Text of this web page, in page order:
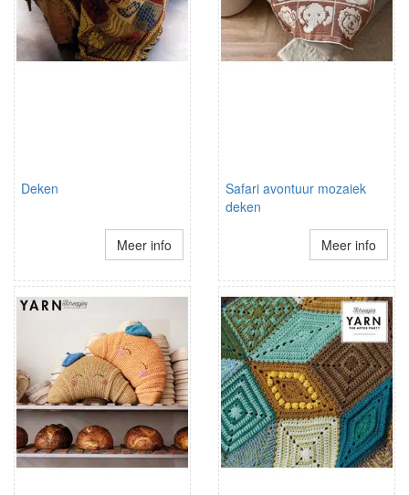
Deken
Meer info
Safari avontuur mozaiek
deken
Meer info